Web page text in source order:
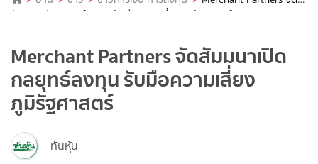
สัมมนาเปิดกลยุทธ์ลงทุน รับมือความเสี่ยงภูมิรัฐศาสตร์
Merchant Partners จัดสัมมนาเปิด
กลยุทธ์ลงทุน รับมือความเสี่ยง
ภูมิรัฐศาสตร์
ทันหุ้น